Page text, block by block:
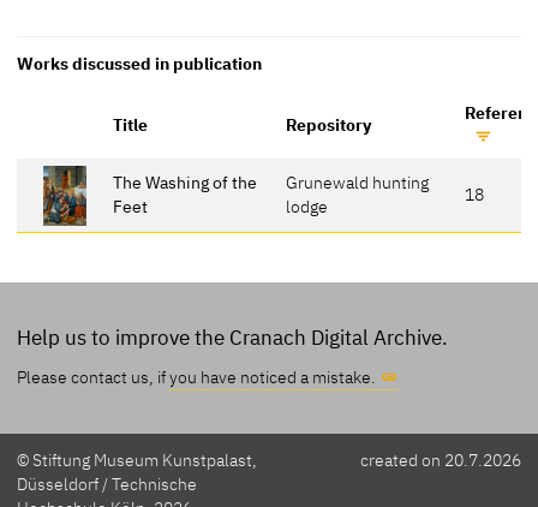
Works discussed in publication
Title Repository
The Washing of the
Feet
Grunewald hunting
lodge
18
Help us to improve the Cranach Digital Archive.
Please contact us, ifyou have noticed a mistake.
© Stiftung Museum Kunstpalast,
Düsseldorf / Technische
created on 20.7.2026